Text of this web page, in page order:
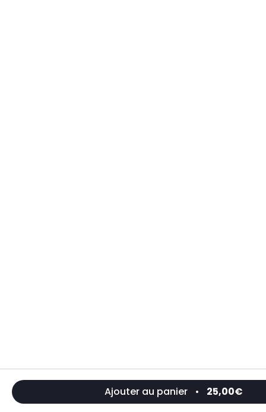
Ajouter au panier • 25,00€